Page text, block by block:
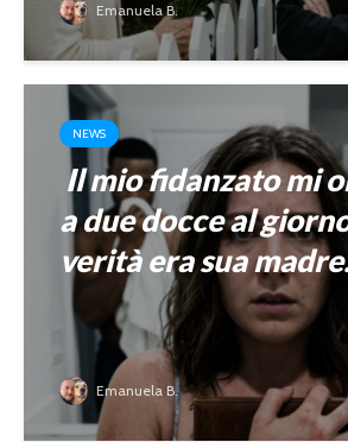
Emanuela B.
NEWS
Il mio fidanzato mi
a due docce al
verità era sua
Emanuela B.